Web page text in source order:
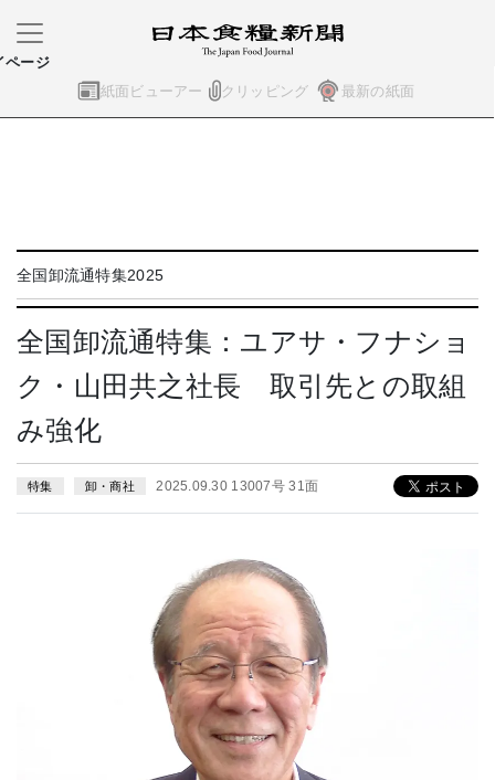
紙面ビューアー クリッピング 最新の紙面
ページ
全国卸流通特集2025
全国卸流通特集：ユアサ・フナショ
ク・山田共之社長 取引先との取組
み強化
特集 卸・商社 2025.09.30 13007号 31面